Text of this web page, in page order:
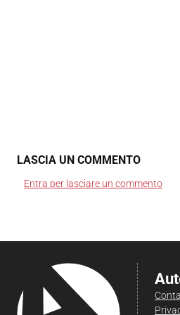
LASCIA UN COMMENTO
Entra per lasciare un commento